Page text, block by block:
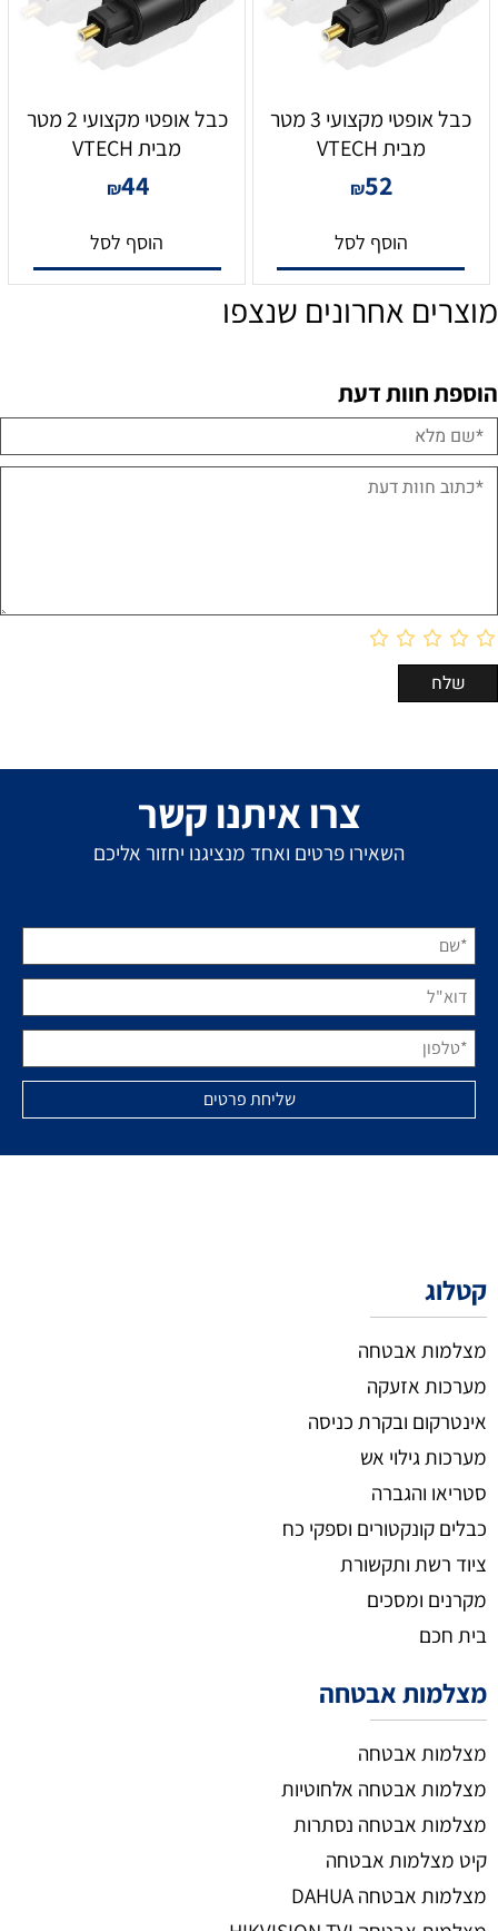
כבל אופטי מקצועי 3 מטר
מבית VTECH
₪52
הוסף לסל
כבל אופטי מקצועי 2 מטר
מבית VTECH
₪44
הוסף לסל
מוצרים אחרונים שנצפו
הוספת חוות דעת
צרו איתנו קשר
השאירו פרטים ואחד מנציגנו יחזור אליכם
קטלוג
מצלמות אבטחה
מערכות אזעקה
אינטרקום ובקרת כניסה
מערכות גילוי אש
סטריאו והגברה
כבלים קונקטורים וספקי כח
ציוד רשת ותקשורת
מקרנים ומסכים
בית חכם
מצלמות אבטחה
מצלמות אבטחה
מצלמות אבטחה אלחוטיות
מצלמות אבטחה נסתרות
קיט מצלמות אבטחה
מצלמות אבטחה DAHUA